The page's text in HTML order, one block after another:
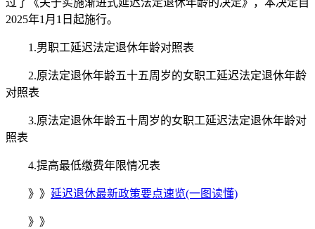
过了《关于实施渐进式延迟法定退休年龄的决定》，本决定自
2025年1月1日起施行。
1.男职工延迟法定退休年龄对照表
2.原法定退休年龄五十五周岁的女职工延迟法定退休年龄
对照表
3.原法定退休年龄五十周岁的女职工延迟法定退休年龄对
照表
4.提高最低缴费年限情况表
》》 延迟退休最新政策要点速览(一图读懂)
》》